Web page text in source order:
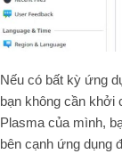
Nếu có bất kỳ ứng
bạn không cần khởi
Plasma của mình,
bên cạnh ứng dụng